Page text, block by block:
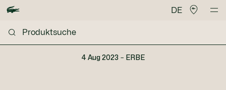
DE
4 Aug 2023 – ERBE